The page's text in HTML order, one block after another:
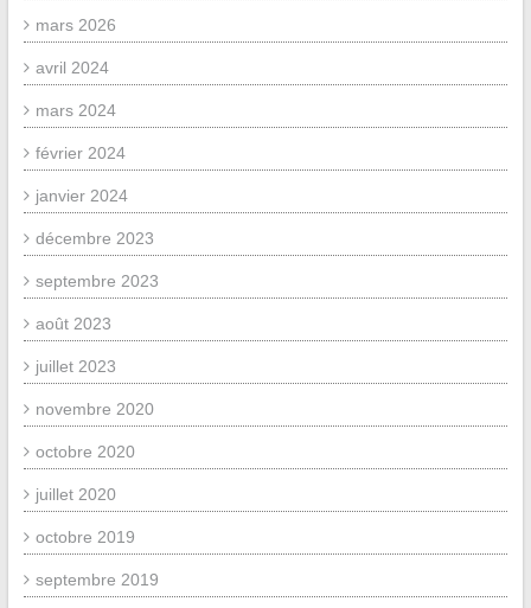
mars 2026
avril 2024
mars 2024
février 2024
janvier 2024
décembre 2023
septembre 2023
août 2023
juillet 2023
novembre 2020
octobre 2020
juillet 2020
octobre 2019
septembre 2019